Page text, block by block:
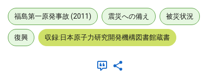
福島第一原発事故 (2011) 震災への備え 被災状況
復興 収録:日本原子力研究開発機構図書館蔵書